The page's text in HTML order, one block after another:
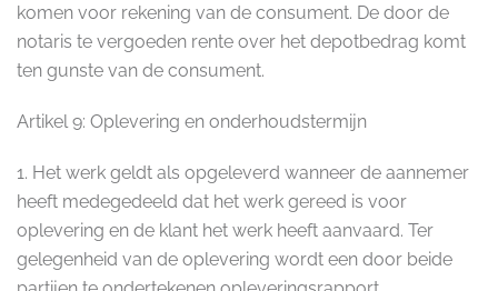
komen voor rekening van de consument. De door de
notaris te vergoeden rente over het depotbedrag komt
ten gunste van de consument.
Artikel 9: Oplevering en onderhoudstermijn
1. Het werk geldt als opgeleverd wanneer de aannemer
heeft medegedeeld dat het werk gereed is voor
oplevering en de klant het werk heeft aanvaard. Ter
gelegenheid van de oplevering wordt een door beide